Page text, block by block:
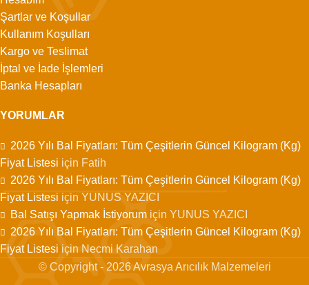
Şartlar ve Koşullar
Kullanım Koşulları
Kargo ve Teslimat
İptal ve İade İşlemleri
Banka Hesapları
YORUMLAR
2026 Yılı Bal Fiyatları: Tüm Çeşitlerin Güncel Kilogram (Kg)
Fiyat Listesi için Fatih
2026 Yılı Bal Fiyatları: Tüm Çeşitlerin Güncel Kilogram (Kg)
Fiyat Listesi için YUNUS YAZICI
Bal Satışı Yapmak İstiyorum için YUNUS YAZICI
2026 Yılı Bal Fiyatları: Tüm Çeşitlerin Güncel Kilogram (Kg)
Fiyat Listesi için Necmi Karahan
© Copyright - 2026 Avrasya Arıcılık Malzemeleri